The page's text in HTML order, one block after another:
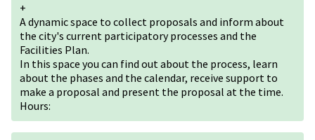
+
A dynamic space to collect proposals and inform about
the city's current participatory processes and the
Facilities Plan.
In this space you can find out about the process, learn
about the phases and the calendar, receive support to
make a proposal and present the proposal at the time.
Hours: